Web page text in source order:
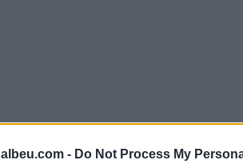
albeu.com - Do Not Process My